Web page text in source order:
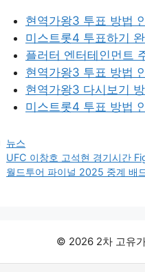
현역가왕3 투표 방법
미스트롯4 투표하기
플러터 엔터테인먼트
현역가왕3 투표 방법
현역가왕3 다시보기
미스트롯4 투표 방법
카
테
고
뉴스
UFC 이창호 고석현 경기시간
월드투어 파이널 2025 중계 배
© 2026 2차 고유